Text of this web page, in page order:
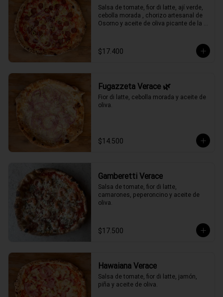
Salsa de tomate, fior di latte, ají verde,
cebolla morada , chorizo artesanal de
Osorno y aceite de oliva picante de la
$17.400
Fugazzeta Verace 🌿
Fior di latte, cebolla morada y aceite de
oliva.
$14.500
Gamberetti Verace
Salsa de tomate, fior di latte,
camarones, peperoncino y aceite de
oliva.
$17.500
Hawaiana Verace
Salsa de tomate, fior di latte, jamón,
piña y aceite de oliva.